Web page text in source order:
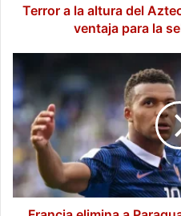
una
la
selección
mexicana
Terror a la altura del
ventaja para la
Francia
elimina
Paraguay
y
avanza
a
cuartos
del
Mundial